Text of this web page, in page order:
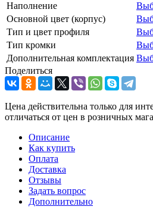
Наполнение
Основной цвет (корпус)
Тип и цвет профиля
Тип кромки
Дополнительная комплектация
Поделиться
Цена действительна только для
отличаться от цен в розничных
Описание
Как купить
Оплата
Доставка
Отзывы
Задать вопрос
Дополнительно